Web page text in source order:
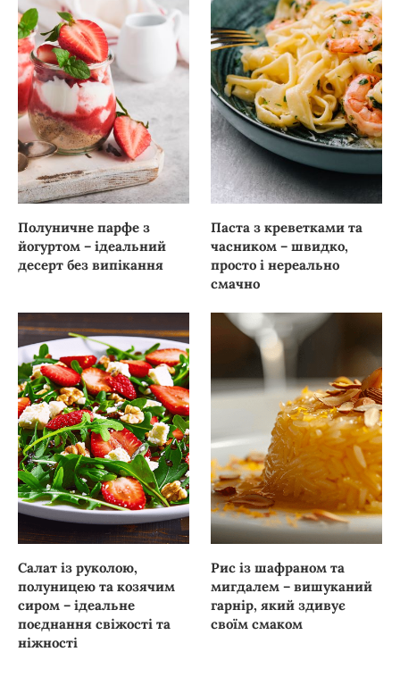
Полуничне парфе з
йогуртом – ідеальний
десерт без випікання
Паста з креветками та
часником – швидко,
просто і нереально
смачно
Салат із руколою,
полуницею та козячим
сиром – ідеальне
поєднання свіжості та
ніжності
Рис із шафраном та
мигдалем – вишуканий
гарнір, який здивує
своїм смаком